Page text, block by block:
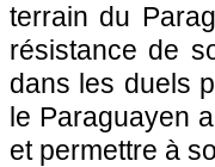
terrain du
résistance de
dans les duels
le Paraguayen
et permettre à